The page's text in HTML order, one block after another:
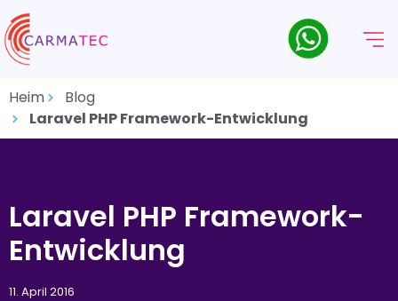
Heim
Blog
Laravel PHP Framework-Entwicklung
Laravel PHP Framework-
Entwicklung
11. April 2016